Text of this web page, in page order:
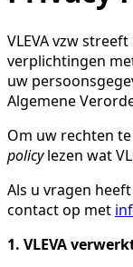
VLEVA vzw
verplichtingen
uw
Algemene
Om uw rechten
policylezen wat
Als u vragen
contact op met
1. VLEVA